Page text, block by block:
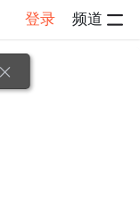
登录 频道